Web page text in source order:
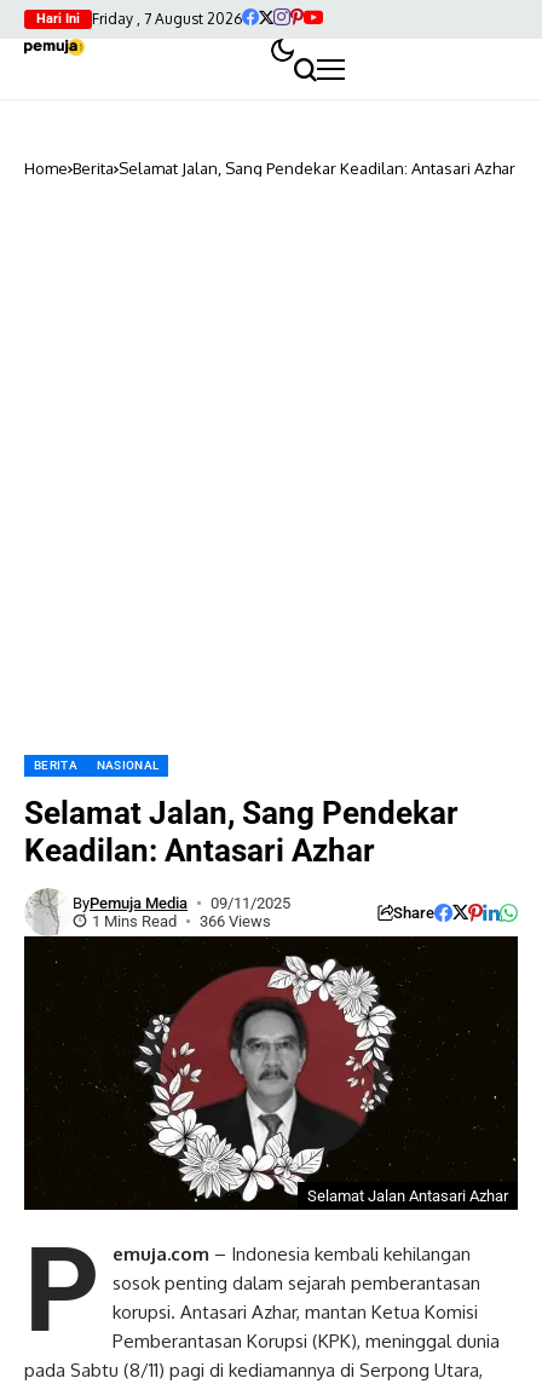
Hari Ini Friday , 7 August 2026
Home Berita Selamat Jalan, Sang Pendekar Keadilan: Antasari Azhar
BERITA NASIONAL
Selamat Jalan, Sang Pendekar
Keadilan: Antasari Azhar
ByPemuja Media
09/11/2025
1 Mins Read
366 Views Share
Selamat Jalan Antasari Azhar
P emuja.com – Indonesia kembali kehilangan
sosok penting dalam sejarah pemberantasan
korupsi. Antasari Azhar, mantan Ketua Komisi
Pemberantasan Korupsi (KPK), meninggal dunia
pada Sabtu (8/11) pagi di kediamannya di Serpong Utara,